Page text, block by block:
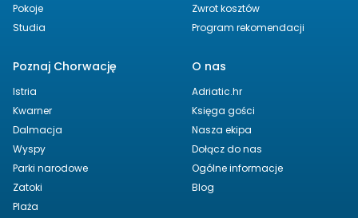
Pokoje
Studia
Zwrot kosztów
Program rekomendacji
Poznaj Chorwację
Istria
Kwarner
Dalmacja
Wyspy
Parki narodowe
Zatoki
Plaża
O nas
Adriatic.hr
Księga gości
Nasza ekipa
Dołącz do nas
Ogólne informacje
Blog